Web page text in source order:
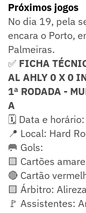
Próximos jogos
No dia 19, pela
encara o Porto,
Palmeiras.
✅ FICHA
AL AHLY 0 X 0
1ª RODADA -
A
🗓️ Data e
📍 Local: Hard
🥅 Gols:
🟨 Cartões
🔴 Cartão
🟨 Árbitro:
🚩 Assistentes: